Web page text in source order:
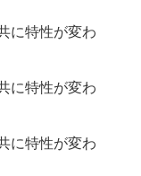
に特性が変わ
に特性が変わ
に特性が変わ